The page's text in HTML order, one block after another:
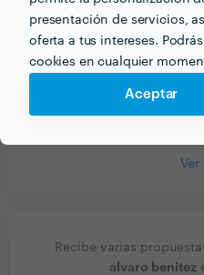
presentación de servicios,
oferta a tus intereses.
cookies en cualquier
Aceptar
¿Qué consejo le darías a
profesionales de tu
en cuenta?
Discreción y
Ver
Recibe varias
alvaro benitez